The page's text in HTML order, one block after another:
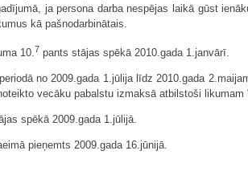
ja persona darba nespējas laikā gūst
kā pašnodarbinātais.
10.7 pants stājas spēkā 2010.gada 1.janvārī.
no 2009.gada 1.jūlija līdz 2010.gada
vecāku pabalstu izmaksā atbilstoši
spēkā 2009.gada 1.jūlijā.
pieņemts 2009.gada 16.jūnijā.